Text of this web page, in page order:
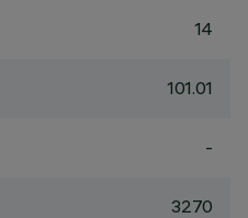
14
101.01
-
3270